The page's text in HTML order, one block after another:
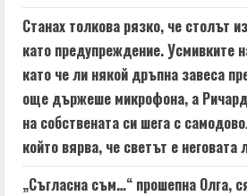
Станах толкова рязко, че столът
като предупреждение. Усмивките
като че ли някой дръпна завеса
още държеше микрофона, а
на собствената си шега с
който вярва, че светът е неговата
„Съгласна съм…“ прошепна Олга,